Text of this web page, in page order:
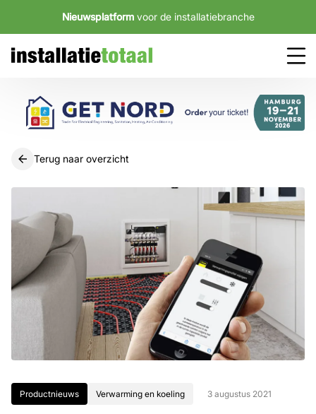
Nieuwsplatform voor de installatiebranche
Terug naar overzicht
Productnieuws Verwarming en koeling 3 augustus 2021